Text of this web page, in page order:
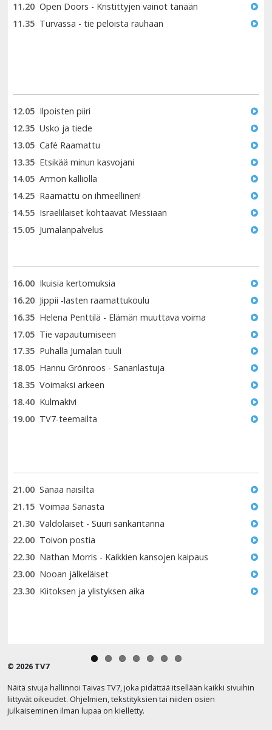
11.20 Open Doors - Kristittyjen vainot tänään
11.35 Turvassa - tie peloista rauhaan
12.05 Ilpoisten piiri
12.35 Usko ja tiede
13.05 Café Raamattu
13.35 Etsikää minun kasvojani
14.05 Armon kalliolla
14.25 Raamattu on ihmeellinen!
14.55 Israelilaiset kohtaavat Messiaan
15.05 Jumalanpalvelus
16.00 Ikuisia kertomuksia
16.20 Jippii -lasten raamattukoulu
16.35 Helena Penttilä - Elämän muuttava voima
17.05 Tie vapautumiseen
17.35 Puhalla Jumalan tuuli
18.05 Hannu Grönroos - Sananlastuja
18.35 Voimaksi arkeen
18.40 Kulmakivi
19.00 TV7-teemailta
21.00 Sanaa naisilta
21.15 Voimaa Sanasta
21.30 Valdolaiset - Suuri sankaritarina
22.00 Toivon postia
22.30 Nathan Morris - Kaikkien kansojen kaipaus
23.00 Nooan jälkeläiset
23.30 Kiitoksen ja ylistyksen aika
© 2026 TV7
Näitä sivuja hallinnoi Taivas TV7, joka pidättää itsellään kaikki sivuihin
liittyvät oikeudet. Ohjelmien, tekstityksien tai niiden osien
julkaiseminen ilman lupaa on kielletty.